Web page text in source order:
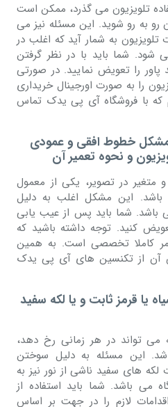
تلویزیون می گذرد، ممکن است
رو به رو شوید. این مسئله نیز می
تلویزیون به شمار آید که اغلب در
شما باید با در نظر گرفتن
پاور را تعویض نمایید. در صورتی
را به صورت اورجینال خریداری
که با فروشگاه آی پی یدک تماس
مشکل خطوط افقی و عمودی
و نحوه تعمیر آن
در تصویر، یکی از معمول
باشد. این مشکل اغلب به دلیل
باشد. شما باید پس از عیب یابی
کنید. توجه داشته باشید که
کاملا تخصصی است. به همین
آن از تکنسین های آی پی یدک
یا قرمز ثابت و یا لکه سفید
می تواند در هر زمانی رخ دهد،
این مسئله به دلیل سوختن
های سفید ناشی از نور نیز به
می باشد. شما باید استفاده از
لازم را در جهت بر اساس